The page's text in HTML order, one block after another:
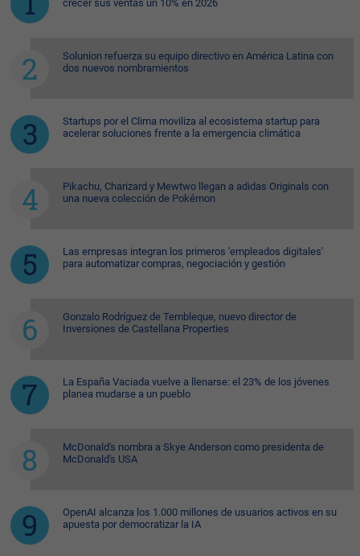
crecer sus ventas un 10% en 2026
Solunion refuerza su equipo directivo en América Latina con
dos nuevos nombramientos
Startups por el Clima moviliza al ecosistema startup para
acelerar soluciones frente a la emergencia climática
Pikachu, Charizard y Mewtwo llegan a adidas Originals con
una nueva colección de Pokémon
Las empresas integran los primeros 'empleados digitales'
para automatizar compras, negociación y gestión
Gonzalo Rodríguez de Tembleque, nuevo director de
Inversiones de Castellana Properties
La España Vaciada vuelve a llenarse: el 23% de los jóvenes
planea mudarse a un pueblo
McDonald's nombra a Skye Anderson como presidenta de
McDonald's USA
OpenAI alcanza los 1.000 millones de usuarios activos en su
apuesta por democratizar la IA